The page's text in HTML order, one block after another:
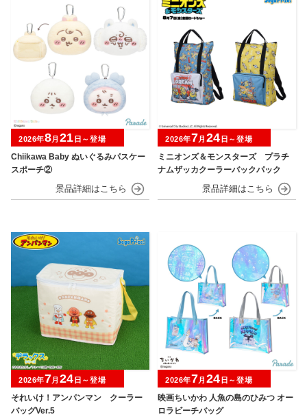
Chiikawa Baby ぬいぐるみパスケー
スポーチ②
2026年8月 21 日～登場
ミニオンズ＆モンスターズ プラチ
ナムザッカクーラーバックパック
2026年7月 24 日～登場
それいけ！アンパンマン クーラー
バッグVer.5
2026年7月 24 日～登場
映画ちいかわ 人魚の島のひみつ オー
ロラビーチバッグ
2026年7月 24 日～登場